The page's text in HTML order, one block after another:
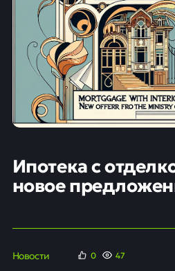
Ипотека с
новое
Новости 0 47